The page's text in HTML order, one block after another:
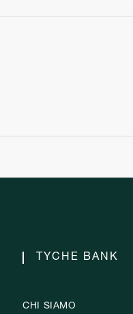
TYCHE BANK
CHI SIAMO